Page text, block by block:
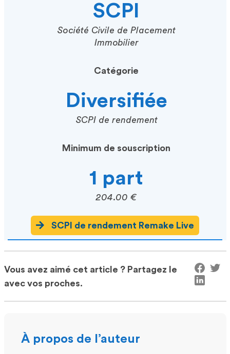
SCPI
Société Civile de Placement
Immobilier
Catégorie
Diversifiée
SCPI de rendement
Minimum de souscription
1 part
204.00 €
SCPI de rendement Remake Live
Vous avez aimé cet article ? Partagez le
avec vos proches.
À propos de l’auteur